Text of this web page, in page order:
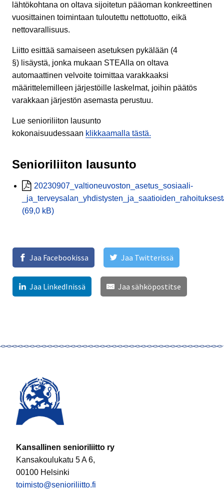
lähtökohtana on oltava sijoitetun pääoman konkreettinen
vuosittainen toimintaan tuloutettu nettotuotto, eikä
nettovarallisuus.
Liitto esittää samaiseen asetuksen pykälään (4
§) lisäystä, jonka mukaan STEAlla on oltava
automaattinen velvoite toimittaa varakkaaksi
määrittelemilleen järjestöille laskelmat, joihin päätös
varakkaan järjestön asemasta perustuu.
Lue senioriliiton lausunto
kokonaisuudessaan klikkaamalla tästä.
Senioriliiton lausunto
20230907_valtioneuvoston_asetus_sosiaali-
(69,0 kB)
Jaa Facebookissa Jaa Twitterissä
Jaa LinkedInissä Jaa sähköpostitse
Kansallinen senioriliitto ry
Kansakoulukatu 5 A 6,
00100 Helsinki
toimisto@senioriliitto.fi